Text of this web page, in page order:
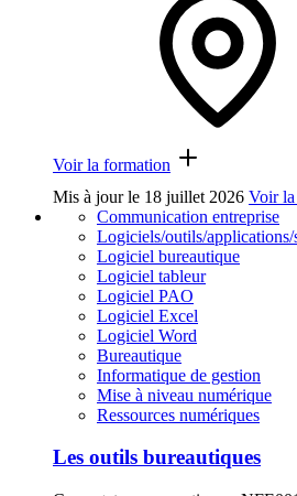
Voir la formation
Mis à jour le 18 juillet 2026 Voir
Communication entreprise
Logiciels/outils/applications/
Logiciel bureautique
Logiciel tableur
Logiciel PAO
Logiciel Excel
Logiciel Word
Bureautique
Informatique de gestion
Mise à niveau numérique
Ressources numériques
Les outils bureautiques